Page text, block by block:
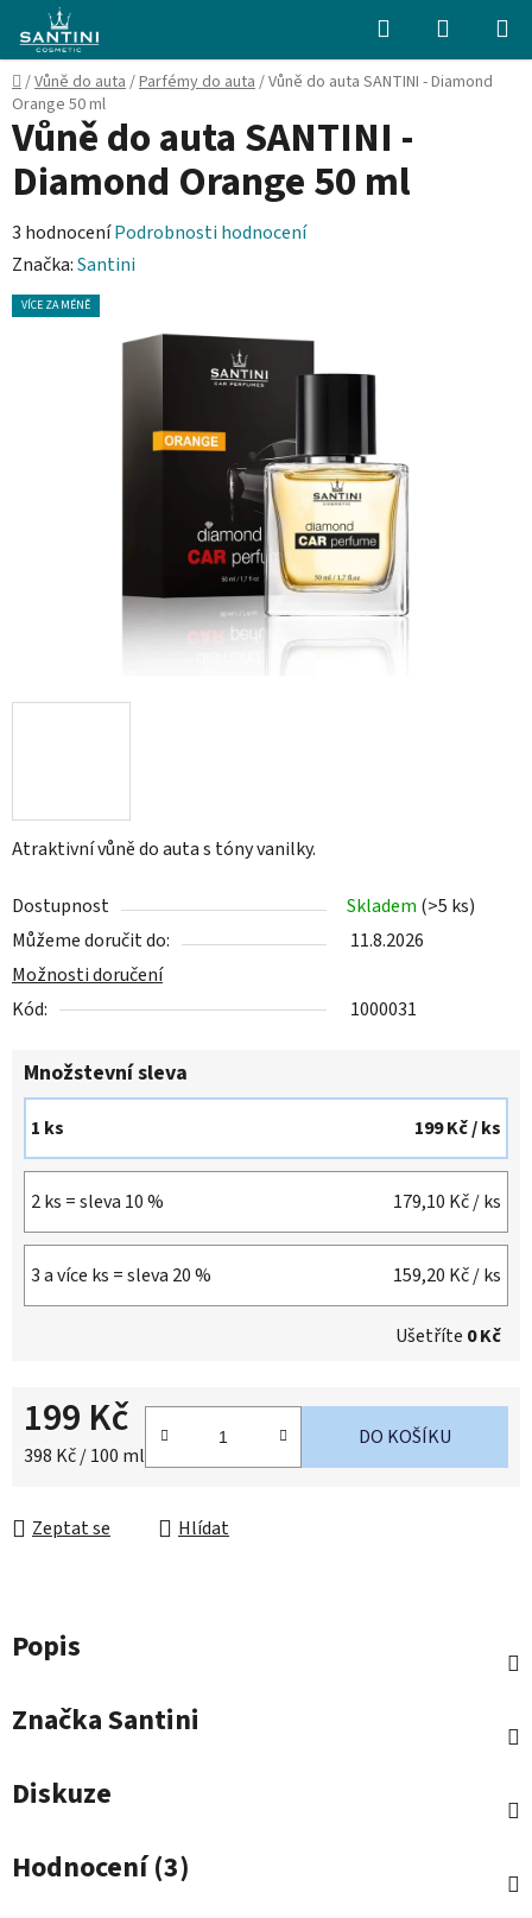
obsah
Hledat
KOŠÍK
Domů
/Vůně do auta/Parfémy do auta/Vůně do auta SANTINI - Diamond
Orange 50 ml
Atraktivní vůně do auta s tóny vanilky.
Dostupnost Skladem (>5 ks)
Můžeme doručit do:
11.8.2026
Možnosti doručení
Kód:
1000031
Množstevní sleva
1 ks 199 Kč/ ks
2 ks = sleva 10 % 179,10 Kč/ ks
3 a více ks = sleva 20 % 159,20 Kč/ ks
Ušetříte 0 Kč
199 Kč
Měrná cena:
398 Kč / 100 ml
DO KOŠÍKU
Zeptat se Hlídat
Vůně do auta SANTINI -
Diamond Orange 50 ml
Průměrné
hodnocení
produktu
3 hodnoceníPodrobnosti hodnocení
Značka:Santini
VÍCE ZA MÉNĚ
Popis
ZnačkaSantini
Diskuze
Hodnocení (3)